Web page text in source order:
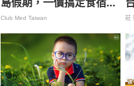
樂，省錢更省心！
Club Med Taiwan 莊